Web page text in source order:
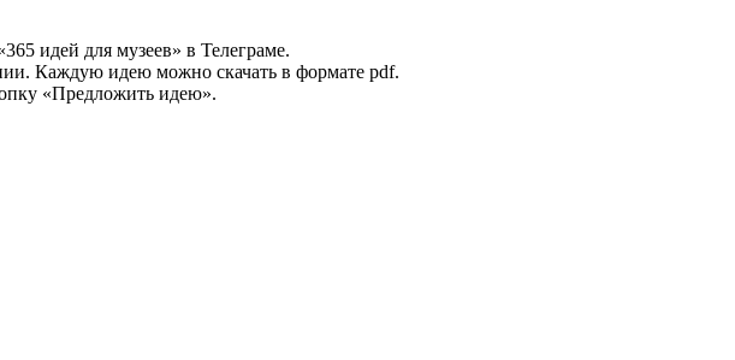
идей для музеев» в Телеграме.
Каждую идею можно скачать в формате pdf.
«Предложить идею».